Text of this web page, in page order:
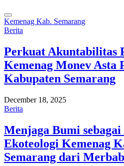
Kemenag Kab. Semarang
Berita
Perkuat Akuntabilitas
Kemenag Monev Asta
Kabupaten Semarang
December 18, 2025
Berita
Menjaga Bumi
Ekoteologi Kemenag
Semarang dari